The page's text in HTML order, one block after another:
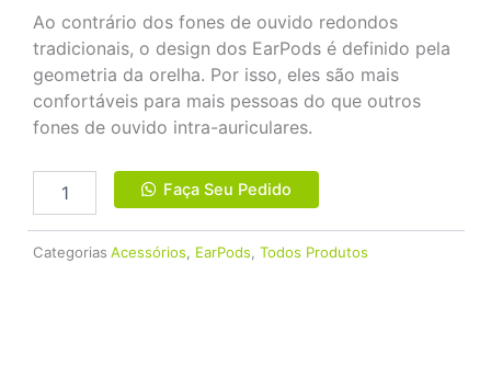
Ao contrário dos fones de ouvido redondos
tradicionais, o design dos EarPods é definido pela
geometria da orelha. Por isso, eles são mais
confortáveis para mais pessoas do que outros
fones de ouvido intra-auriculares.
EarPods
quantidade
Faça Seu Pedido
Categorias Acessórios EarPods Todos Produtos